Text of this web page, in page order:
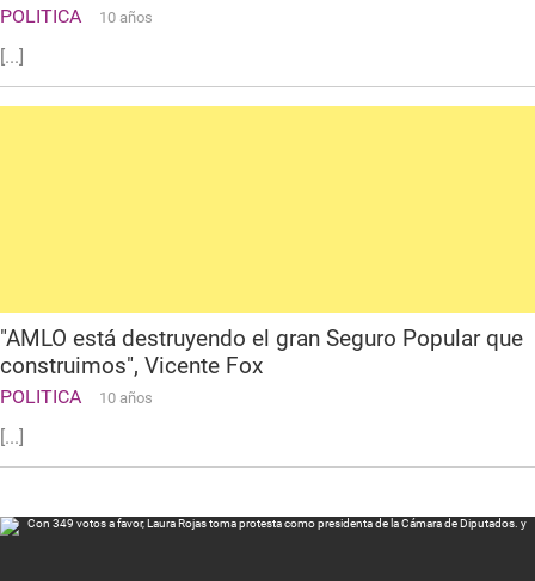
POLITICA 10 años
[...]
"AMLO está destruyendo el gran Seguro Popular que
construimos", Vicente Fox
POLITICA 10 años
[...]